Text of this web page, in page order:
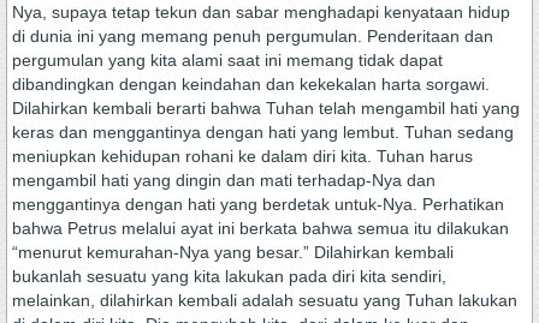
Nya, supaya tetap tekun dan sabar menghadapi kenyataan hidup
di dunia ini yang memang penuh pergumulan. Penderitaan dan
pergumulan yang kita alami saat ini memang tidak dapat
dibandingkan dengan keindahan dan kekekalan harta sorgawi.
Dilahirkan kembali berarti bahwa Tuhan telah mengambil hati yang
keras dan menggantinya dengan hati yang lembut. Tuhan sedang
meniupkan kehidupan rohani ke dalam diri kita. Tuhan harus
mengambil hati yang dingin dan mati terhadap-Nya dan
menggantinya dengan hati yang berdetak untuk-Nya. Perhatikan
bahwa Petrus melalui ayat ini berkata bahwa semua itu dilakukan
“menurut kemurahan-Nya yang besar.” Dilahirkan kembali
bukanlah sesuatu yang kita lakukan pada diri kita sendiri,
melainkan, dilahirkan kembali adalah sesuatu yang Tuhan lakukan